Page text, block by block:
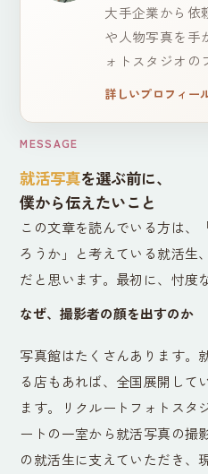
大手企業から依
や人物写真を手
ォトスタジオの
詳しいプロフィー
MESSAGE
就活写真を選ぶ前に、
僕から伝えたいこと
この文章を読んでいる方は、
ろうか」と考えている就活生
だと思います。最初に、忖度
なぜ、撮影者の顔を出すのか
写真館はたくさんあります。
る店もあれば、全国展開して
ます。リクルートフォトスタ
ートの一室から就活写真の撮
の就活生に支えていただき、